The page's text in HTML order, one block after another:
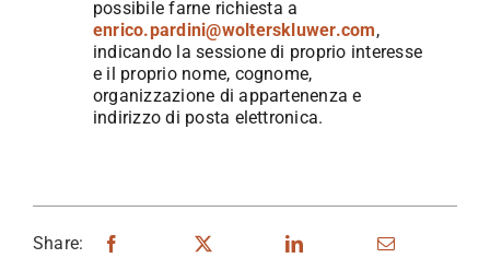
possibile farne richiesta a
enrico.pardini@wolterskluwer.com,
indicando la sessione di proprio interesse
e il proprio nome, cognome,
organizzazione di appartenenza e
indirizzo di posta elettronica.
Share: